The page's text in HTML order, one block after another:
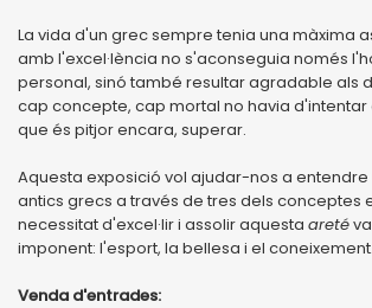
La vida d'un grec sempre tenia una màxima
amb l'excel·lència no s'aconseguia només
personal, sinó també resultar agradable als
cap concepte, cap mortal no havia d'intentar
que és pitjor encara, superar.
Aquesta exposició vol ajudar-nos a
antics grecs a través de tres dels conceptes
necessitat d'excel·lir i assolir aquesta areté
imponent: l'esport, la bellesa i el coneixement.
Venda d'entrades: